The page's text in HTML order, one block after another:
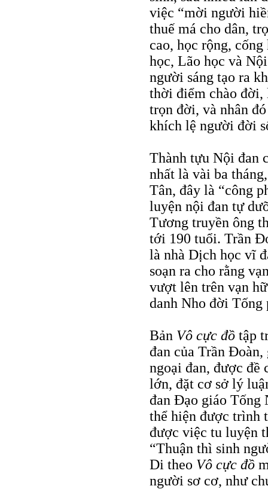
việc “mời người
thuế má cho dân,
cao, học rộng,
học, Lão học và
người sáng tạo ra
thời điểm chào đời,
trọn đời, và nhân
khích lệ người đời
Thành tựu Nội đan
nhất là vài ba
Tân, đây là “công
luyện nội đan tự
Tương truyền ông
tới 190 tuổi. Trần
là nhà Dịch học vĩ
soạn ra cho rằng
vượt lên trên vạn
danh Nho đời
Bản Vô cực đồ tập
đan của Trần
ngoại đan, được đề
lớn, đặt cơ sở lý
đan Ðạo giáo Tống
thể hiện được trình
được việc tu luyện
“Thuận thì sinh
Di theo Vô cực đồ
người sơ cơ, như